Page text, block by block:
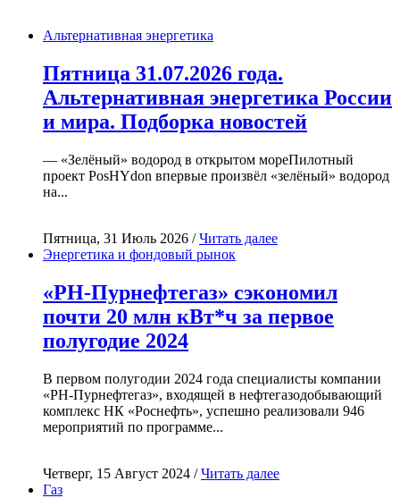
Альтернативная энергетика
Пятница 31.07.2026 года.
Альтернативная энергетика России
и мира. Подборка новостей
— «Зелёный» водород в открытом мореПилотный
проект PosHYdon впервые произвёл «зелёный» водород
на...
Пятница, 31 Июль 2026 /Читать далее
Энергетика и фондовый рынок
«РН-Пурнефтегаз» сэкономил
почти 20 млн кВт*ч за первое
полугодие 2024
В первом полугодии 2024 года специалисты компании
«РН-Пурнефтегаз», входящей в нефтегазодобывающий
комплекс НК «Роснефть», успешно реализовали 946
мероприятий по программе...
Четверг, 15 Август 2024 /Читать далее
Газ